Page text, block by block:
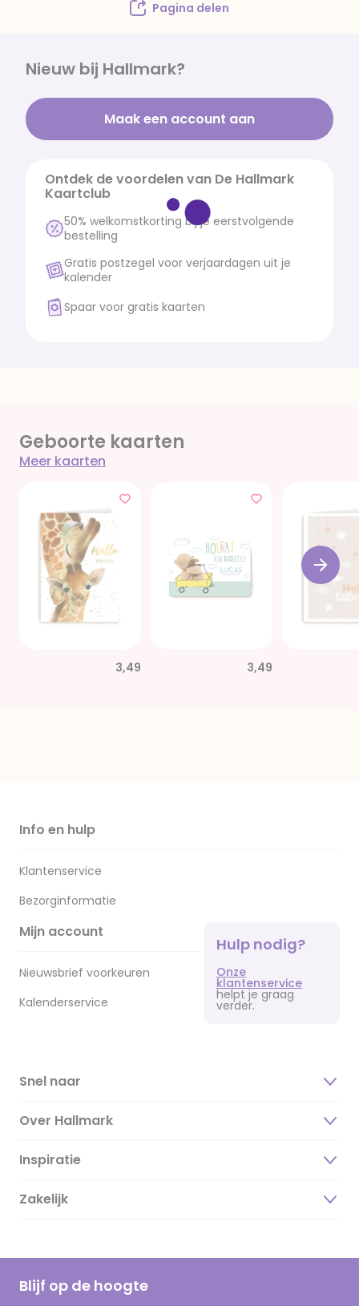
Pagina delen
Nieuw bij Hallmark?
Maak een account aan
Ontdek de voordelen van De Hallmark
Kaartclub
50% welkomstkorting bij je eerstvolgende
bestelling
Gratis postzegel voor verjaardagen uit je
kalender
Spaar voor gratis kaarten
Geboorte kaarten
Meer kaarten
3,49 3,49
Info en hulp
Klantenservice
Bezorginformatie
Mijn account
Nieuwsbrief voorkeuren
Kalenderservice
Hulp nodig?
Onze
klantenservice
helpt je graag
verder.
Snel naar
Over Hallmark
Over ons
Duurzaamheid
Hallmark Kaartclub
Inspiratie
Magazine
Cadeau inspiratie
Kaartinspiratie
Zakelijk
Blijf op de hoogte